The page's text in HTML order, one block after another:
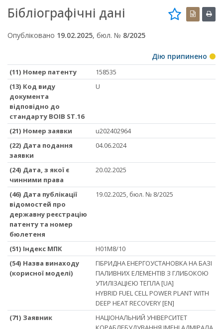
Бібліографічні дані
Опубліковано 19.02.2025, бюл. № 8/2025
Дію припинено
(11) Номер патенту
158535
(13) Код виду
документа
відповідно до
стандарту ВОІВ ST.16
U
(21) Номер заявки
u202402964
(22) Дата подання
заявки
04.06.2024
(24) Дата, з якої є
чинними права
20.02.2025
(46) Дата публікації
відомостей про
державну реєстрацію
патенту та номер
бюлетеня
19.02.2025, бюл. № 8/2025
(51) Iндекс МПК
H01M8/10
(54) Назва винаходу
(корисної моделі)
ГІБРИДНА ЕНЕРГОУСТАНОВКА НА БАЗІ
ПАЛИВНИХ ЕЛЕМЕНТІВ З ГЛИБОКОЮ
УТИЛІЗАЦІЄЮ ТЕПЛА [UA]
HYBRID FUEL CELL POWER PLANT WITH
DEEP HEAT RECOVERY [EN]
(71) Заявник
НАЦІОНАЛЬНИЙ УНІВЕРСИТЕТ